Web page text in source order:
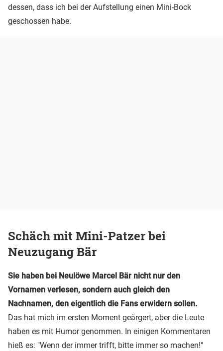
dessen, dass ich bei der Aufstellung einen Mini-Bock
geschossen habe.
Schäch mit Mini-Patzer bei
Neuzugang Bär
Sie haben bei Neulöwe Marcel Bär nicht nur den
Vornamen verlesen, sondern auch gleich den
Nachnamen, den eigentlich die Fans erwidern sollen.
Das hat mich im ersten Moment geärgert, aber die Leute
haben es mit Humor genommen. In einigen Kommentaren
hieß es: "Wenn der immer trifft, bitte immer so machen!"